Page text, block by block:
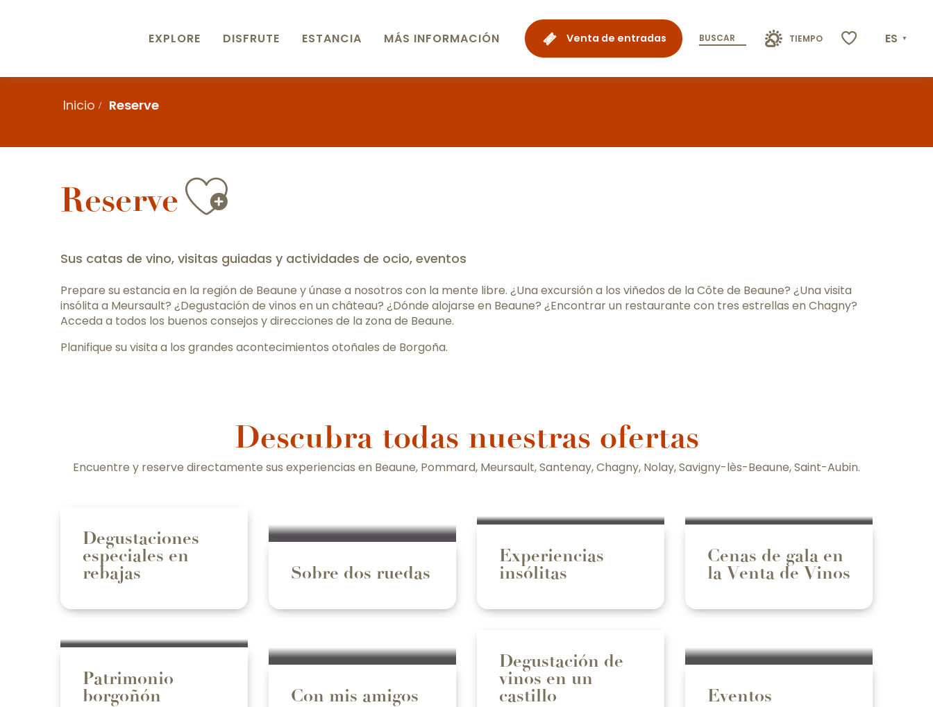
Venta de entradas BUSCAR TIEMPO ES
EXPLORE DISFRUTE ESTANCIA MÁS INFORMACIÓN
Inicio Reserve
ReserveAjouter aux favoris
Sus catas de vino, visitas guiadas y actividades de ocio, eventos
Prepare su estancia en la región de Beaune y únase a nosotros con la mente libre. ¿Una excursión a los viñedos de la Côte de Beaune? ¿Una visita
insólita a Meursault? ¿Degustación de vinos en un château? ¿Dónde alojarse en Beaune? ¿Encontrar un restaurante con tres estrellas en Chagny?
Acceda a todos los buenos consejos y direcciones de la zona de Beaune.
Planifique su visita a los grandes acontecimientos otoñales de Borgoña.
Descubra todas nuestras ofertas
Encuentre y reserve directamente sus experiencias en Beaune, Pommard, Meursault, Santenay, Chagny, Nolay, Savigny-lès-Beaune, Saint-Aubin.
Degustaciones
especiales en
rebajas
Sobre dos ruedas
Experiencias
insólitas
Cenas de gala en
la Venta de Vinos
Patrimonio
borgoñón
Con mis amigos
Degustación de
vinos en un
castillo
Eventos